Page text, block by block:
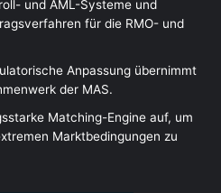
und AML-Systeme und
für die RMO- und
Anpassung übernimmt
der MAS.
Matching-Engine auf, um
Marktbedingungen zu